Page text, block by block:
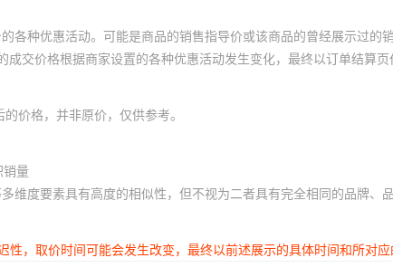
各种优惠活动。可能是商品的销售指导价或该商品的曾经展示过的
交价格根据商家设置的各种优惠活动发生变化，最终以订单结算页
价格，并非原价，仅供参考。
量
维度要素具有高度的相似性，但不视为二者具有完全相同的品牌、品
，取价时间可能会发生改变，最终以前述展示的具体时间和所对应